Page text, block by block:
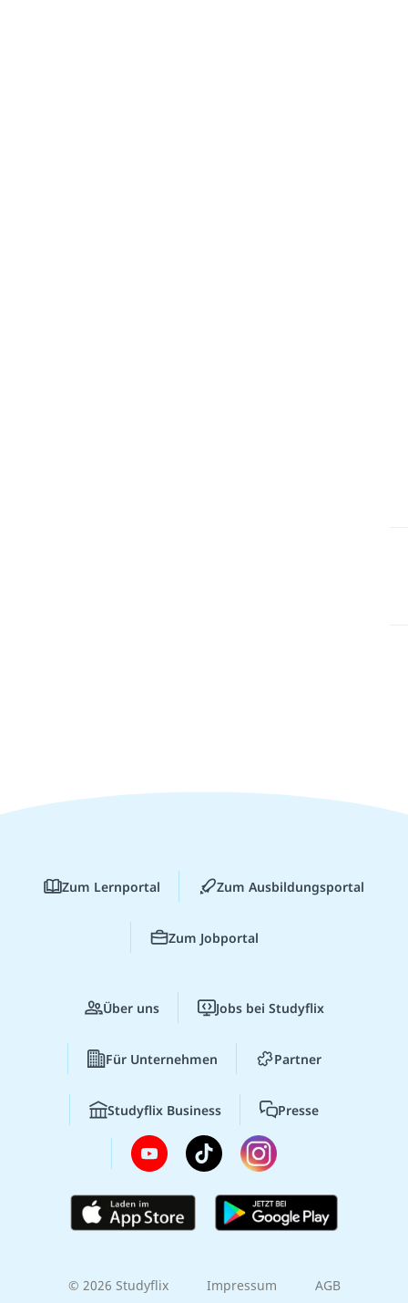
Zum Lernportal Zum Ausbildungsportal
Zum Jobportal
Über uns Jobs bei Studyflix
Für Unternehmen Partner
Studyflix Business Presse
© 2026 Studyflix Impressum AGB